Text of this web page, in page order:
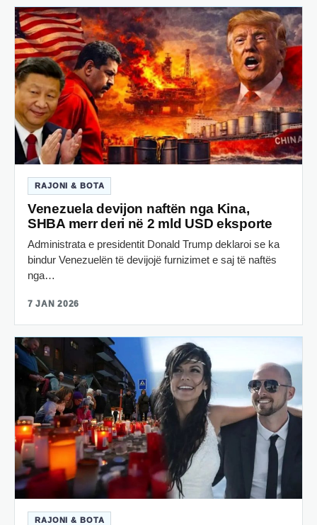
RAJONI & BOTA
Venezuela devijon naftën nga Kina,
SHBA merr deri në 2 mld USD eksporte
Administrata e presidentit Donald Trump deklaroi se ka
bindur Venezuelën të devijojë furnizimet e saj të naftës
nga…
7 JAN 2026
RAJONI & BOTA